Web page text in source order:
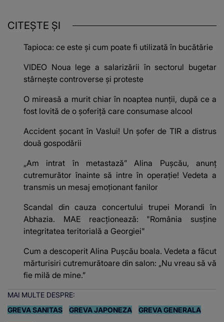
CITEȘTE ȘI
Tapioca: ce este și cum poate fi utilizată în bucătărie
VIDEO Noua lege a salarizării în sectorul bugetar
stârnește controverse și proteste
O mireasă a murit chiar în noaptea nunții, după ce a
fost lovită de o șoferiță care consumase alcool
Accident șocant în Vaslui! Un șofer de TIR a distrus
două gospodării
„Am intrat în metastază” Alina Pușcău, anunț
cutremurător înainte să intre în operație! Vedeta a
transmis un mesaj emoționant fanilor
Scandal din cauza concertului trupei Morandi în
Abhazia. MAE reacționează: "România susține
integritatea teritorială a Georgiei"
Cum a descoperit Alina Pușcău boala. Vedeta a făcut
mărturisiri cutremurătoare din salon: „Nu vreau să vă
fie milă de mine.”
MAI MULTE DESPRE:
GREVA SANITAS
GREVA JAPONEZA GREVA GENERALA